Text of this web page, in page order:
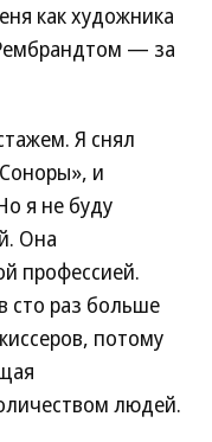
как художника
— за
Я снял
и
я не буду
Она
профессией.
сто раз больше
потому
людей.